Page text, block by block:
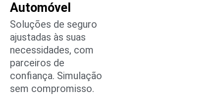
Automóvel
Soluções de seguro
ajustadas às suas
necessidades, com
parceiros de
confiança. Simulação
sem compromisso.